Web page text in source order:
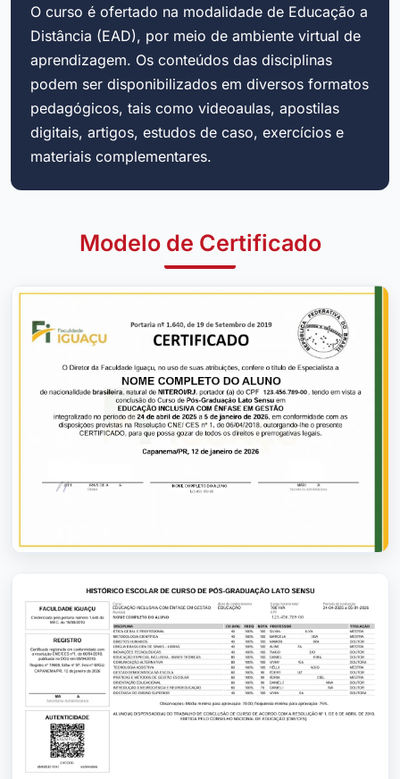
O curso é ofertado na modalidade de Educação a
Distância (EAD), por meio de ambiente virtual de
aprendizagem. Os conteúdos das disciplinas
podem ser disponibilizados em diversos formatos
pedagógicos, tais como videoaulas, apostilas
digitais, artigos, estudos de caso, exercícios e
materiais complementares.
Modelo de Certificado